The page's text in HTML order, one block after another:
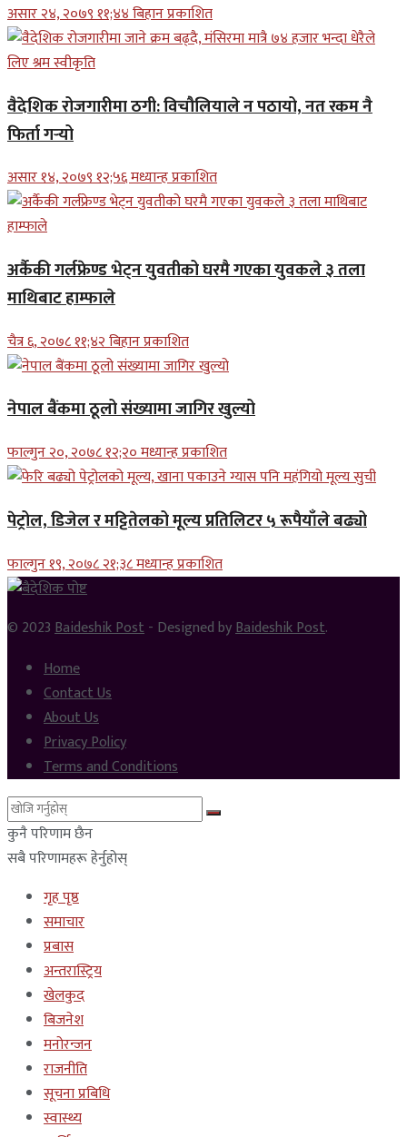
असार २४, २०७९ ११;४४ बिहान प्रकाशित
वैदेशिक रोजगारीमा ठगी: विचौलियाले न पठायो, नत रकम नै
फिर्ता गर्‍यो
असार १४, २०७९ १२;५६ मध्यान्ह प्रकाशित
अर्कैकी गर्लफ्रेण्ड भेट्न युवतीको घरमै गएका युवकले ३ तला
माथिबाट हाम्फाले
चैत्र ६, २०७८ ११;४२ बिहान प्रकाशित
नेपाल बैंकमा ठूलो संख्यामा जागिर खुल्यो
फाल्गुन २०, २०७८ १२;२० मध्यान्ह प्रकाशित
पेट्रोल, डिजेल र मट्टितेलको मूल्य प्रतिलिटर ५ रूपैयाँले बढ्यो
फाल्गुन १९, २०७८ २१;३८ मध्यान्ह प्रकाशित
© 2023Baideshik Post- Designed byBaideshik Post.
Home
Contact Us
About Us
Privacy Policy
Terms and Conditions
कुनै परिणाम छैन
सबै परिणामहरू हेर्नुहोस्
गृह पृष्ठ
समाचार
प्रबास
अन्तरास्ट्रिय
खेलकुद
बिजनेश
मनोरन्जन
राजनीति
सूचना प्रबिधि
स्वास्थ्य